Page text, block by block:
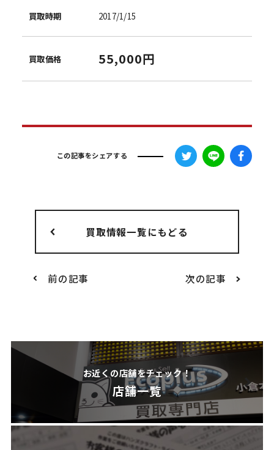
買取時期 2017/1/15
買取価格 55,000円
この記事をシェアする
前の記事
買取情報一覧にもどる
次の記事
お近くの店舗をチェック！
店舗一覧